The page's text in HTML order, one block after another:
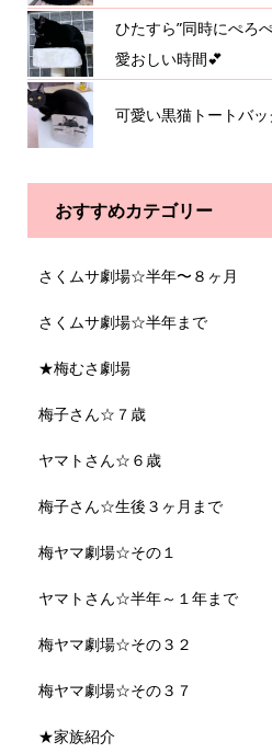
ひたすら”同時にぺろ
愛おしい時間💕
可愛い黒猫トートバ
おすすめカテゴリー
さくムサ劇場☆半年〜８ヶ月
さくムサ劇場☆半年まで
★梅むさ劇場
梅子さん☆７歳
ヤマトさん☆６歳
梅子さん☆生後３ヶ月まで
梅ヤマ劇場☆その１
ヤマトさん☆半年～１年まで
梅ヤマ劇場☆その３２
梅ヤマ劇場☆その３７
★家族紹介